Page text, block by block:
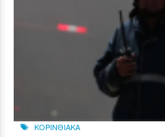
ΚΟΡΙΝΘΙΑΚΑ